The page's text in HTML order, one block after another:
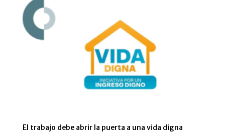
El trabajo debe abrir la puerta a una vida digna